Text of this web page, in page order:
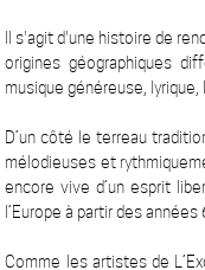
Il s'agit d'une histoire de
origines géographiques
musique généreuse,
D’un côté le terreau
mélodieuses et
encore vive d’un esprit
l’Europe à partir des années
Comme les artistes de